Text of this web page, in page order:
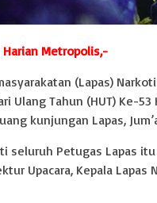
Harian Metropolis,-
(Lapas)
Ulang Tahun (HUT) Ke-
kunjungan Lapas,
seluruh Petugas Lapas
Upacara, Kepala Lapas